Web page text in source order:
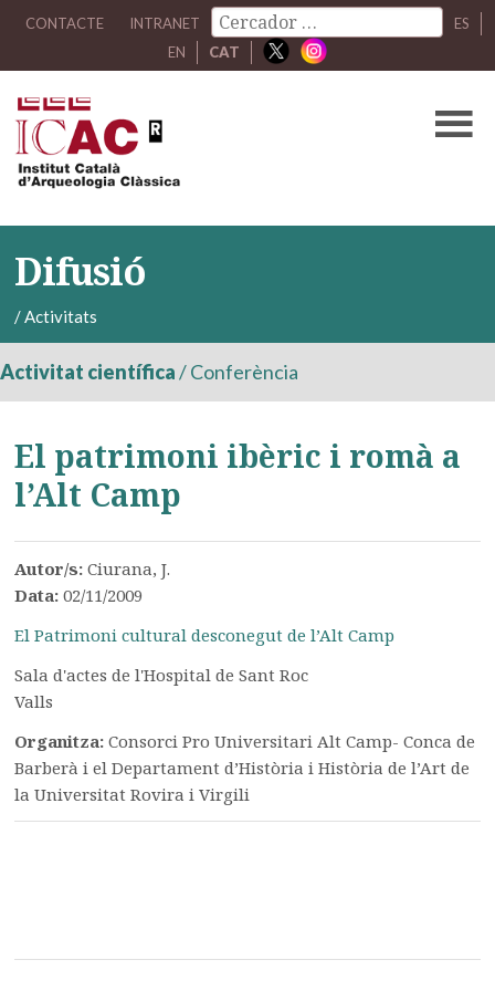
CONTACTE INTRANET
ES
EN
CAT
Difusió
/Activitats
Activitat científica/Conferència
El patrimoni ibèric i romà a
l’Alt Camp
Autor/s:Ciurana, J.
Data:02/11/2009
El Patrimoni cultural desconegut de l’Alt Camp
Sala d'actes de l'Hospital de Sant Roc
Valls
Organitza:Consorci Pro Universitari Alt Camp- Conca de
Barberà i el Departament d’Història i Història de l’Art de
la Universitat Rovira i Virgili